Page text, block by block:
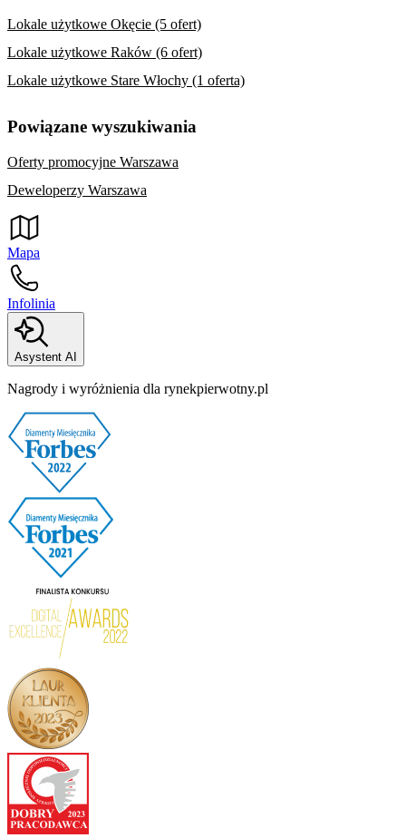
Lokale użytkowe Okęcie (5 ofert)
Lokale użytkowe Raków (6 ofert)
Lokale użytkowe Stare Włochy (1 oferta)
Powiązane wyszukiwania
Oferty promocyjne Warszawa
Deweloperzy Warszawa
Mapa
Infolinia
Asystent AI
Nagrody i wyróżnienia dla rynekpierwotny.pl